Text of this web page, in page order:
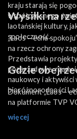
kraju starają się
współczesnego
laotańskiej kultury,
społeczność.
Wysiłki na
„Laos – echa
na rzecz ochrony
Przedstawia
pozarządowe, rządy
naukowcy i aktywiści
bioróżnorodności
Gdzie
Dokument „Laos –
na platformie TVP
więcej